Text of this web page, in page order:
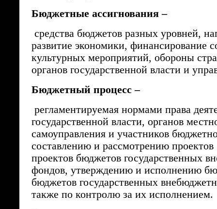
Бюджетные ассигнования –
средства бюджетов разных уровней,
развитие экономики, финансирование
культурных мероприятий, обороны
органов государственной власти и
Бюджетный процесс –
регламентируемая нормами права
государственной власти, органов
самоуправления и участников
составлению и рассмотрению
проектов бюджетов государственных
фондов, утверждению и исполнению
бюджетов государственных
также по контролю за их исполнением.